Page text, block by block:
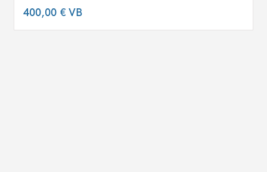
400,00 €VB